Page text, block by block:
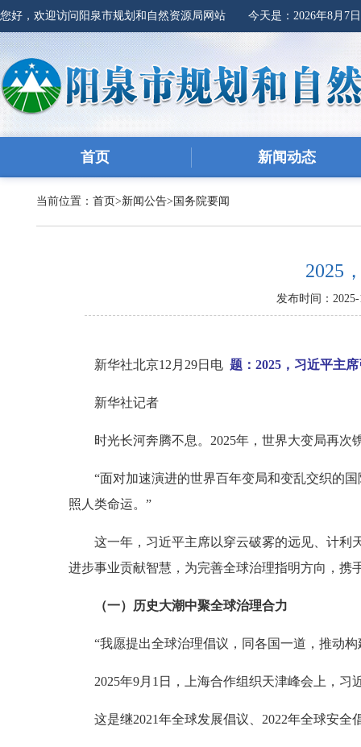
您好，欢迎访问阳泉市规划和自然资源局网站 今天是： 2026年8月7
首页 新闻动态
当前位置： 首页>新闻公告> 国务院要闻
2025
发布时间：2025-
新华社北京12月29日电 题：2025，习近平主
新华社记者
时光长河奔腾不息。2025年，世界大变局再次
“面对加速演进的世界百年变局和变乱交织的
照人类命运。”
这一年，习近平主席以穿云破雾的远见、计利
进步事业贡献智慧，为完善全球治理指明方向，
（一）历史大潮中聚全球治理合力
“我愿提出全球治理倡议，同各国一道，推动
2025年9月1日，上海合作组织天津峰会上，
这是继2021年全球发展倡议、2022年全球安